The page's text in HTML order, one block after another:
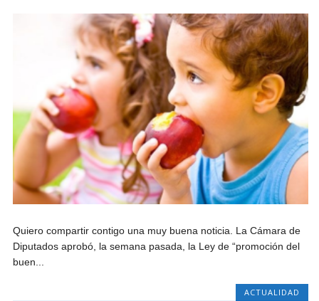
Quiero compartir contigo una muy buena noticia. La Cámara de
Diputados aprobó, la semana pasada, la Ley de “promoción del
buen...
ACTUALIDAD